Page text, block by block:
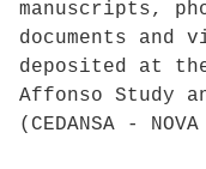
manuscripts,
documents and
deposited at
Affonso Study
(CEDANSA -